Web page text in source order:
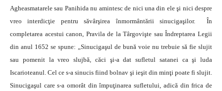
Agheasmatarele sau Panihida nu amintesc de nici una din ele şi nici despre
vreo interdicţie pentru săvârşirea înmormântării sinucigaşilor. În
completarea acestui canon, Pravila de la Târgovişte sau Îndreptarea Legii
din anul 1652 se spune: „Sinucigaşul de bună voie nu trebuie să fie slujit
sau pomenit la vreo slujbă, căci şi-a dat sufletul satanei ca şi luda
Iscarioteanul. Cel ce s-a sinucis fiind bolnav şi ieşit din minţi poate fi slujit.
Sinucigaşul care s-a omorât din împuţinarea sufletului, adică din frica de